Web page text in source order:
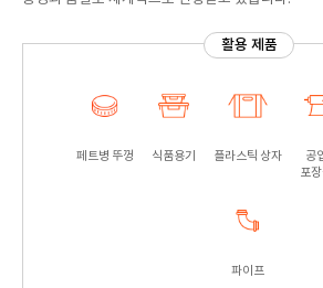
활용 제품
페트병 뚜껑 식품용기 플라스틱 상자
공
포
파이프